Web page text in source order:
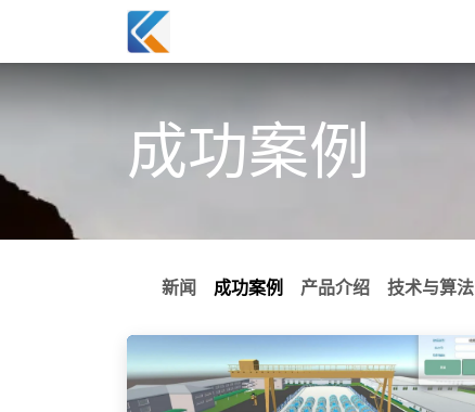
成功案例
新闻 成功案例 产品介绍 技术与算法